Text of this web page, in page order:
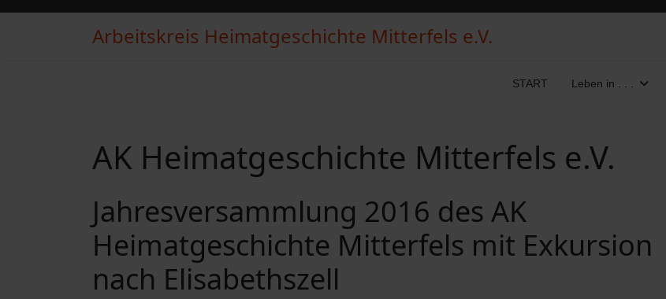
Arbeitskreis Heimatgeschichte Mitterfels e.V.
START Leben in . . .
AK Heimatgeschichte Mitterfels e.V.
Jahresversammlung 2016 des AK
Heimatgeschichte Mitterfels mit Exkursion
nach Elisabethszell